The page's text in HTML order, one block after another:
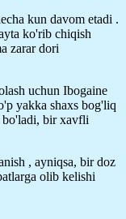
kun davom etadi .
ko'rib chiqish
zarar dori
uchun Ibogaine
yakka shaxs bog'liq
bo'ladi, bir xavfli
, ayniqsa, bir doz
olib kelishi